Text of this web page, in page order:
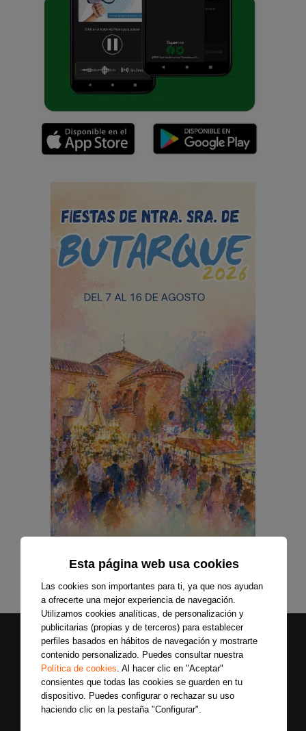
Esta página web usa cookies
Las cookies son importantes para ti, ya que nos ayudan
a ofrecerte una mejor experiencia de navegación.
Utilizamos cookies analíticas, de personalización y
publicitarias (propias y de terceros) para establecer
perfiles basados en hábitos de navegación y mostrarte
contenido personalizado. Puedes consultar nuestra
Política de cookies. Al hacer clic en "Aceptar"
consientes que todas las cookies se guarden en tu
dispositivo. Puedes configurar o rechazar su uso
haciendo clic en la pestaña "Configurar".